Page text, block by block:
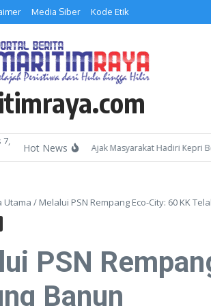
Media Siber Kode Etik
7,
Hot News
Kemenag Batam Ajak Masyarakat Hadiri Kepri
Utama / Melalui PSN Rempang Eco-City: 60 KK
PSN
Banun